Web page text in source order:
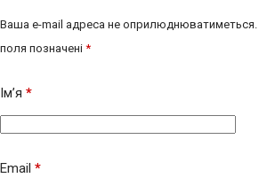
Ваша e-mail адреса не оприлюднюватиметься.
поля позначені *
Ім’я *
Email *